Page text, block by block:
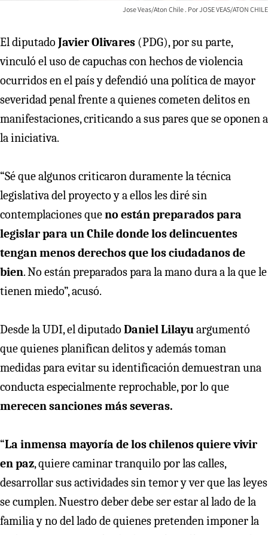
Jose Veas/Aton Chile JOSE VEAS/ATON CHILE
El diputado Javier Olivares (PDG), por su parte,
vinculó el uso de capuchas con hechos de violencia
ocurridos en el país y defendió una política de mayor
severidad penal frente a quienes cometen delitos en
manifestaciones, criticando a sus pares que se oponen a
la iniciativa.
“Sé que algunos criticaron duramente la técnica
legislativa del proyecto y a ellos les diré sin
contemplaciones queno están preparados para
legislar para un Chile donde los delincuentes
tengan menos derechos que los ciudadanos de
bien. No están preparados para la mano dura a la que le
tienen miedo”, acusó.
Desde la UDI, el diputado Daniel Lilayu argumentó
que quienes planifican delitos y además toman
medidas para evitar su identificación demuestran una
conducta especialmente reprochable, por lo que
merecen sanciones más severas.
“La inmensa mayoría de los chilenos quiere vivir
en paz, quiere caminar tranquilo por las calles,
desarrollar sus actividades sin temor y ver que las leyes
se cumplen. Nuestro deber debe ser estar al lado de la
familia y no del lado de quienes pretenden imponer la